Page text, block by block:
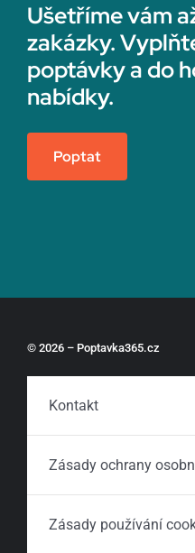
Ušetříme vám
zakázky.
poptávky a do
nabídky.
Poptat
© 2026 – Poptavka365.cz
Kontakt
Zásady ochrany
Zásady používání